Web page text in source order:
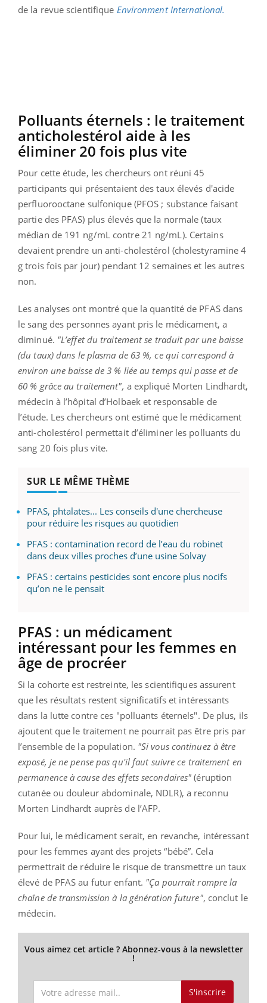
de la revue scientifique Environment International.
Polluants éternels : le traitement
anticholestérol aide à les
éliminer 20 fois plus vite
Pour cette étude, les chercheurs ont réuni 45
participants qui présentaient des taux élevés d'acide
perfluorooctane sulfonique (PFOS ; substance faisant
partie des PFAS) plus élevés que la normale (taux
médian de 191 ng/mL contre 21 ng/mL). Certains
devaient prendre un anti-cholestérol (cholestyramine 4
g trois fois par jour) pendant 12 semaines et les autres
non.
Les analyses ont montré que la quantité de PFAS dans
le sang des personnes ayant pris le médicament, a
diminué. "L’effet du traitement se traduit par une baisse
(du taux) dans le plasma de 63 %, ce qui correspond à
environ une baisse de 3 % liée au temps qui passe et de
60 % grâce au traitement", a expliqué Morten Lindhardt,
médecin à l’hôpital d’Holbaek et responsable de
l’étude. Les chercheurs ont estimé que le médicament
anti-cholestérol permettait d’éliminer les polluants du
sang 20 fois plus vite.
SUR LE MÊME THÈME
PFAS, phtalates... Les conseils d'une chercheuse
pour réduire les risques au quotidien
PFAS : contamination record de l’eau du robinet
dans deux villes proches d’une usine Solvay
PFAS : certains pesticides sont encore plus nocifs
qu’on ne le pensait
PFAS : un médicament
intéressant pour les femmes en
âge de procréer
Si la cohorte est restreinte, les scientifiques assurent
que les résultats restent significatifs et intéressants
dans la lutte contre ces "polluants éternels". De plus, ils
ajoutent que le traitement ne pourrait pas être pris par
l’ensemble de la population. "Si vous continuez à être
exposé, je ne pense pas qu'il faut suivre ce traitement en
permanence à cause des effets secondaires" (éruption
cutanée ou douleur abdominale, NDLR), a reconnu
Morten Lindhardt auprès de l’AFP.
Pour lui, le médicament serait, en revanche, intéressant
pour les femmes ayant des projets “bébé”. Cela
permettrait de réduire le risque de transmettre un taux
élevé de PFAS au futur enfant. "Ça pourrait rompre la
chaîne de transmission à la génération future", conclut le
médecin.
Vous aimez cet article ? Abonnez-vous à la newsletter
!
S'inscrire